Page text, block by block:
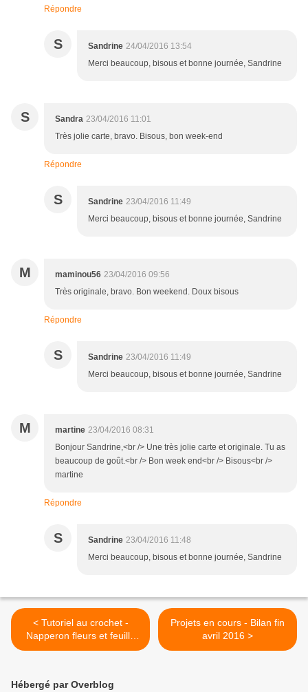
Répondre
S Sandrine 24/04/2016 13:54
Merci beaucoup, bisous et bonne journée, Sandrine
S Sandra 23/04/2016 11:01
Très jolie carte, bravo. Bisous, bon week-end
Répondre
S Sandrine 23/04/2016 11:49
Merci beaucoup, bisous et bonne journée, Sandrine
M maminou56 23/04/2016 09:56
Très originale, bravo. Bon weekend. Doux bisous
Répondre
S Sandrine 23/04/2016 11:49
Merci beaucoup, bisous et bonne journée, Sandrine
M martine 23/04/2016 08:31
Bonjour Sandrine,<br /> Une très jolie carte et originale. Tu as
beaucoup de goût.<br /> Bon week end<br /> Bisous<br />
martine
Répondre
S Sandrine 23/04/2016 11:48
Merci beaucoup, bisous et bonne journée, Sandrine
< Tutoriel au crochet -
Napperon fleurs et feuille
au crochet
Projets en cours - Bilan fin
avril 2016 >
Hébergé par Overblog